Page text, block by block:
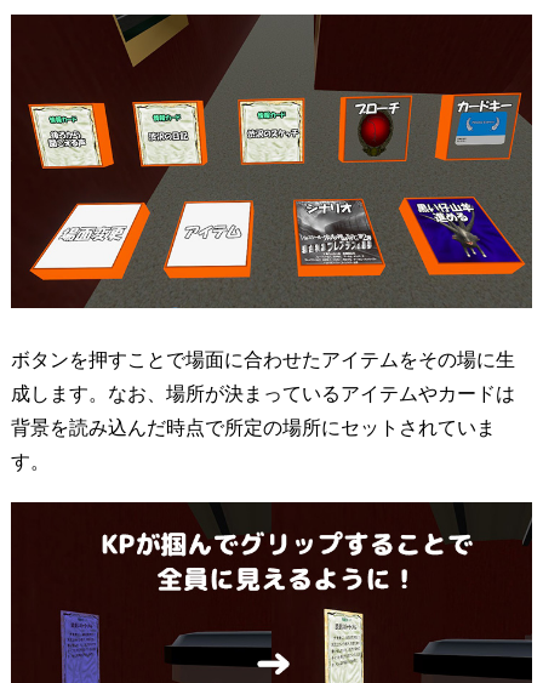
ボタンを押すことで場面に合わせたアイテムをその場に生
成します。なお、場所が決まっているアイテムやカードは
背景を読み込んだ時点で所定の場所にセットされていま
す。